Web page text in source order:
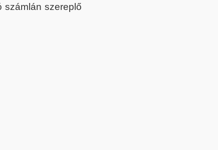
számlán szereplő